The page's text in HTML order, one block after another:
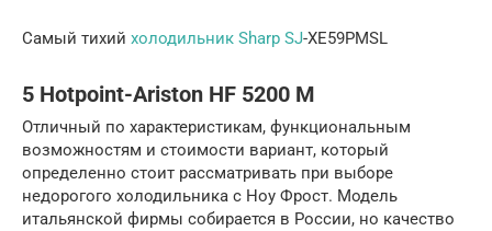
Самый тихий холодильник Sharp SJ-XE59PMSL
5 Hotpoint-Ariston HF 5200 M
Отличный по характеристикам, функциональным
возможностям и стоимости вариант, который
определенно стоит рассматривать при выборе
недорогого холодильника с Ноу Фрост. Модель
итальянской фирмы собирается в России, но качество